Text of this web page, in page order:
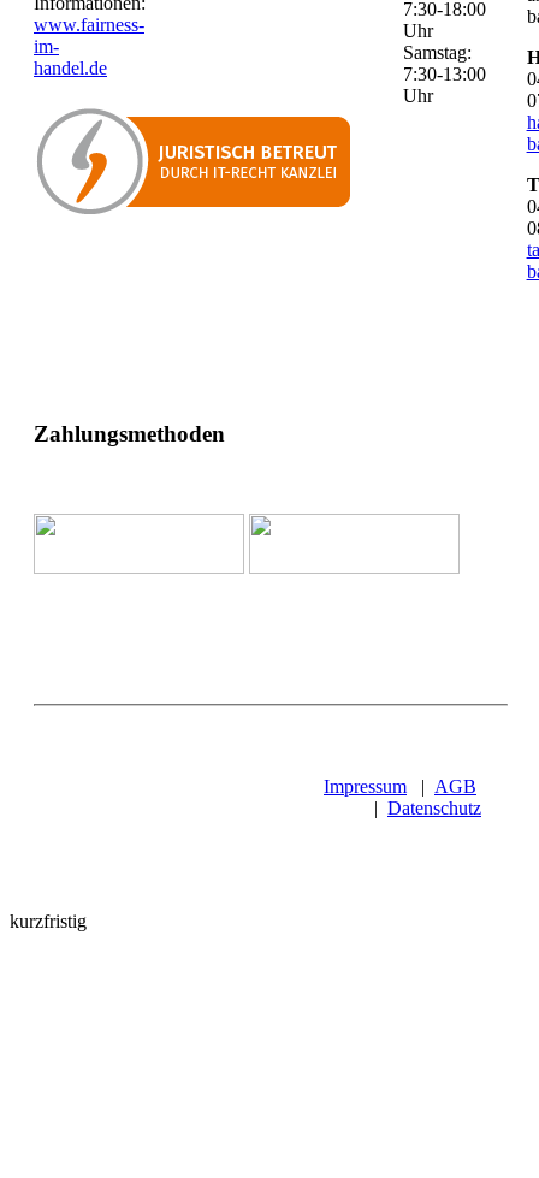
www.fairness-
im-
handel.de
7:30-18:00
Uhr
Samstag:
7:30-13:00
Uhr
Zahlungsmethoden
Impressum | AGB
| Datenschutz
kurzfristig